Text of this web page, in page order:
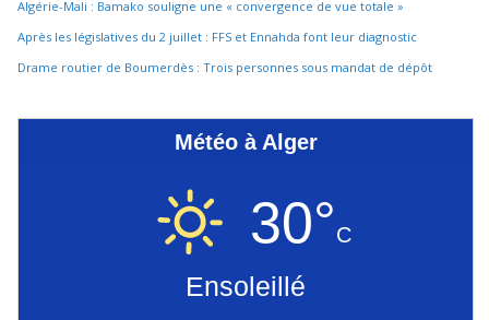
Algérie-Mali : Bamako souligne une « convergence de vue totale »
Après les législatives du 2 juillet : FFS et Ennahda font leur diagnostic
Drame routier de Boumerdès : Trois personnes sous mandat de dépôt
Météo à Alger
30°C
Ensoleillé